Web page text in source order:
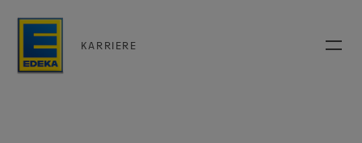
KARRIERE